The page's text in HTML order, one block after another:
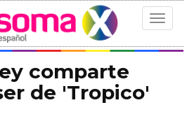
Toggle
comparte
de 'Tropico'